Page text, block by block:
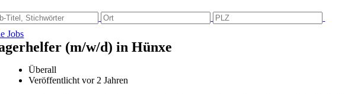
Jobs
(m/w/d) in Hünxe
Überall
Veröffentlicht vor 2 Jahren